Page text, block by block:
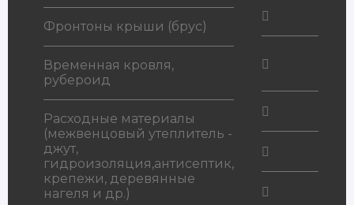
Фронтоны крыши (брус)
Временная кровля,
рубероид
Расходные материалы
(межвенцовый утеплитель -
джут,
гидроизоляция,антисептик,
крепежи, деревянные
нагеля и др.)